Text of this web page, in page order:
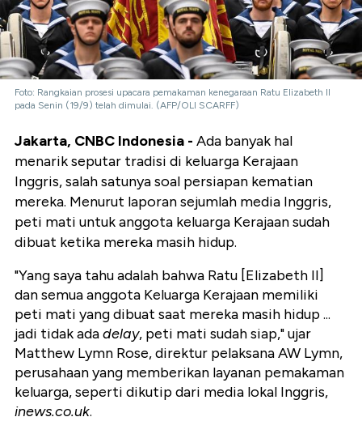
Foto: Rangkaian prosesi upacara pemakaman kenegaraan Ratu Elizabeth II
pada Senin (19/9) telah dimulai. (AFP/OLI SCARFF)
Jakarta, CNBC Indonesia - Ada banyak hal
menarik seputar tradisi di keluarga Kerajaan
Inggris, salah satunya soal persiapan kematian
mereka. Menurut laporan sejumlah media Inggris,
peti mati untuk anggota keluarga Kerajaan sudah
dibuat ketika mereka masih hidup.
"Yang saya tahu adalah bahwa Ratu [Elizabeth II]
dan semua anggota Keluarga Kerajaan memiliki
peti mati yang dibuat saat mereka masih hidup ...
jadi tidak adadelay, peti mati sudah siap," ujar
Matthew Lymn Rose, direktur pelaksana AW Lymn,
perusahaan yang memberikan layanan pemakaman
keluarga, seperti dikutip dari media lokal Inggris,
inews.co.uk.